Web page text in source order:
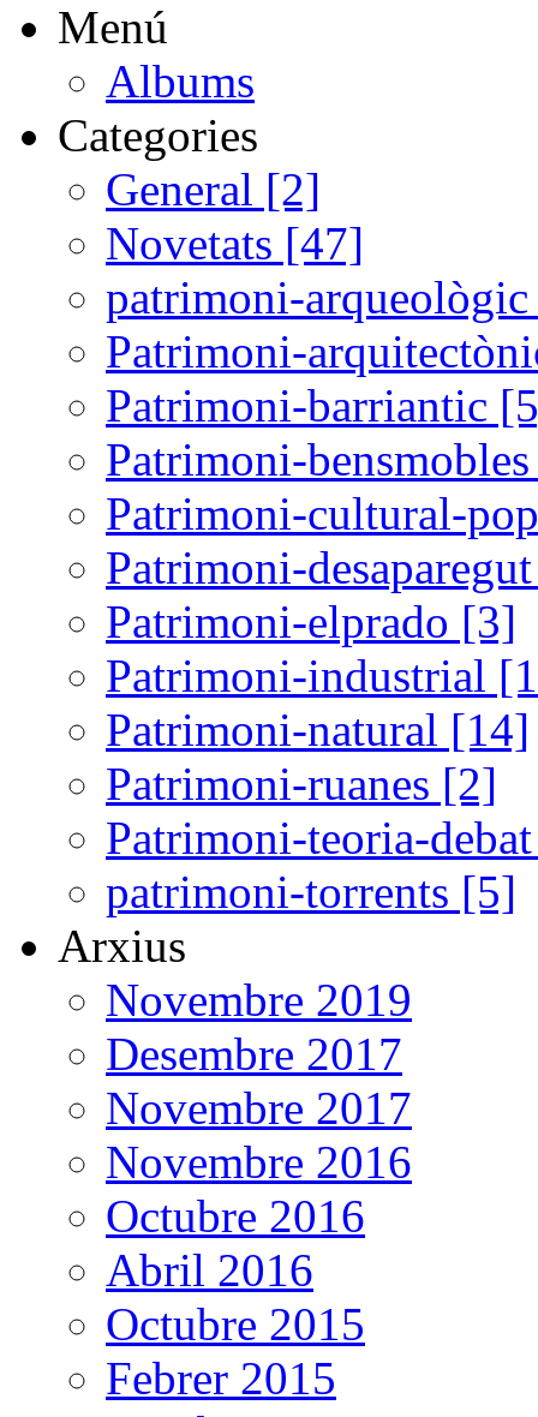
Menú
Albums
Categories
General [2]
Novetats [47]
patrimoni-
Patrimoni-
Patrimoni-barriantic
Patrimoni-
Patrimoni-cultural-
Patrimoni-
Patrimoni-elprado [3]
Patrimoni-industrial
Patrimoni-natural [14]
Patrimoni-ruanes [2]
Patrimoni-teoria-
patrimoni-torrents [5]
Arxius
Novembre 2019
Desembre 2017
Novembre 2017
Novembre 2016
Octubre 2016
Abril 2016
Octubre 2015
Febrer 2015